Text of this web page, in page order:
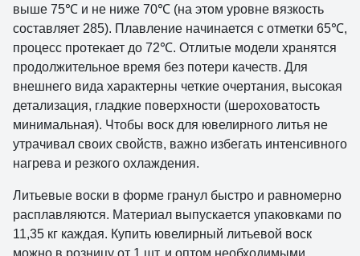
выше 75℃ и не ниже 70℃ (на этом уровне вязкость
составляет 285). Плавление начинается с отметки 65℃,
процесс протекает до 72℃. Отлитые модели хранятся
продолжительное время без потери качеств. Для
внешнего вида характерны четкие очертания, высокая
детализация, гладкие поверхности (шероховатость
минимальная). Чтобы воск для ювелирного литья не
утрачивал своих свойств, важно избегать интенсивного
нагрева и резкого охлаждения.
Литьевые воски в форме гранул быстро и равномерно
расплавляются. Материал выпускается упаковками по
11,35 кг каждая. Купить ювелирный литьевой воск
можно в розницу от 1 шт. и оптом необходимыми